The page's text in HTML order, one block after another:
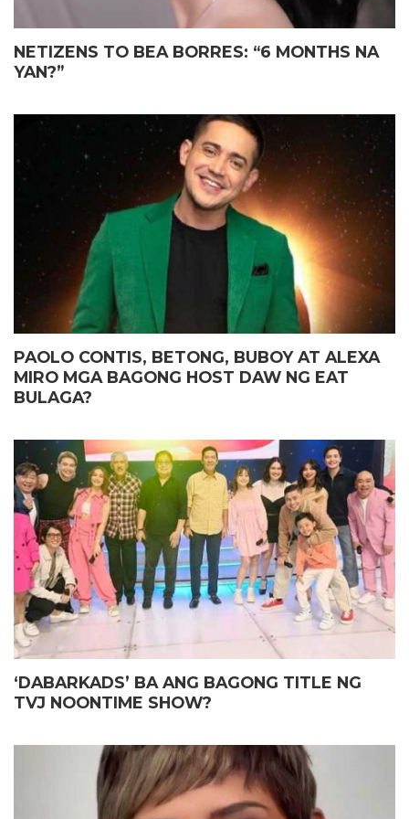
NETIZENS TO BEA BORRES: “6 MONTHS NA
YAN?”
PAOLO CONTIS, BETONG, BUBOY AT ALEXA
MIRO MGA BAGONG HOST DAW NG EAT
BULAGA?
‘DABARKADS’ BA ANG BAGONG TITLE NG
TVJ NOONTIME SHOW?